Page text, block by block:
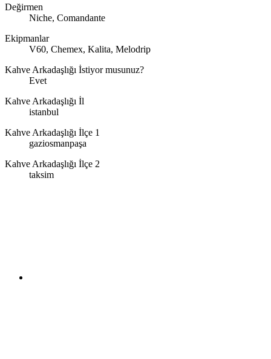
Değirmen
Niche, Comandante
Ekipmanlar
V60, Chemex, Kalita, Melodrip
Kahve Arkadaşlığı İstiyor musunuz?
Evet
Kahve Arkadaşlığı İl
istanbul
Kahve Arkadaşlığı İlçe 1
gaziosmanpaşa
Kahve Arkadaşlığı İlçe 2
taksim